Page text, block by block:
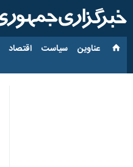
عناوین‌ سیاست اقتصاد